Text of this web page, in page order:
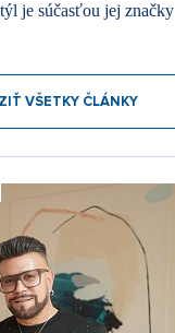
je súčasťou jej značky
VŠETKY ČLÁNKY